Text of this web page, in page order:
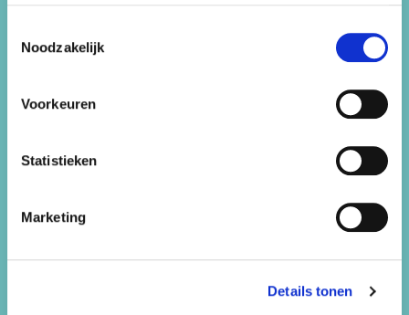
Noodzakelijk
Voorkeuren
Statistieken
Marketing
Details tonen
Sitemap
Kinderfeestjes
Werken bij
Contact